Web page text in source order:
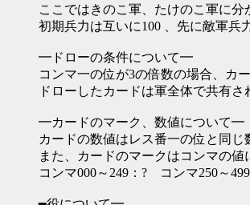
ここではきのこ軍、たけのこ軍に分
初期兵力は互いに100 、先に敵軍兵
━ドローの条件について━
コンマ一の位が3の倍数の場合、カ
ドローしたカードは軍全体で共有さ
━カードのマーク、数値について━
カードの数値はレス番一の位と同じ
また、カードのマークはコンマの値
コンマ000～249：? コンマ250～